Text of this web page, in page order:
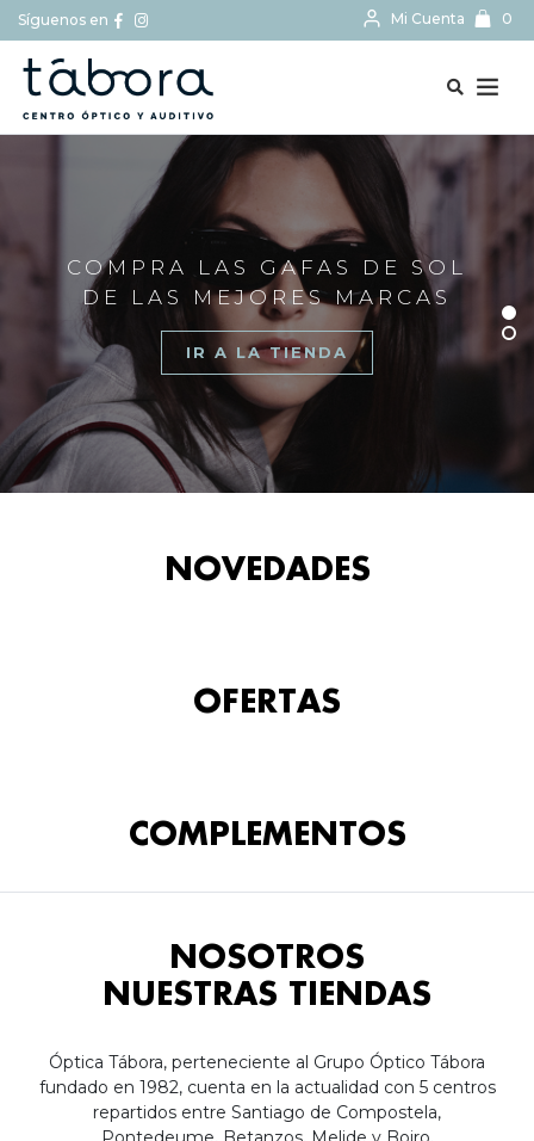
Síguenos en Mi Cuenta 0
COMPRA LAS GAFAS DE SOL
DE LAS MEJORES MARCAS
IR A LA TIENDA
NOVEDADES
OFERTAS
COMPLEMENTOS
NOSOTROS
NUESTRAS TIENDAS
Óptica Tábora, perteneciente al Grupo Óptico Tábora
fundado en 1982, cuenta en la actualidad con 5 centros
repartidos entre Santiago de Compostela,